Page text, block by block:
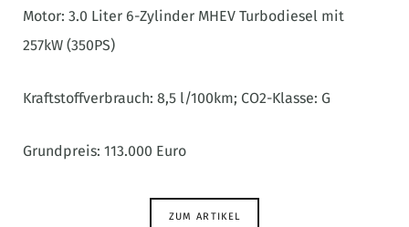
Motor: 3.0 Liter 6-Zylinder MHEV Turbodiesel mit
257kW (350PS)
Kraftstoffverbrauch: 8,5 l/100km; CO2-Klasse: G
Grundpreis: 113.000 Euro
ZUM ARTIKEL